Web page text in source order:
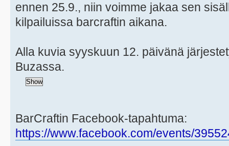
ennen 25.9., niin voimme jakaa sen
kilpailuissa barcraftin aikana.
Alla kuvia syyskuun 12. päivänä
Buzassa.
BarCraftin Facebook-tapahtuma:
https://www.facebook.com/events/